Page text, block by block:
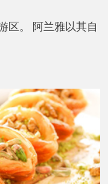
区。 阿兰雅以其自